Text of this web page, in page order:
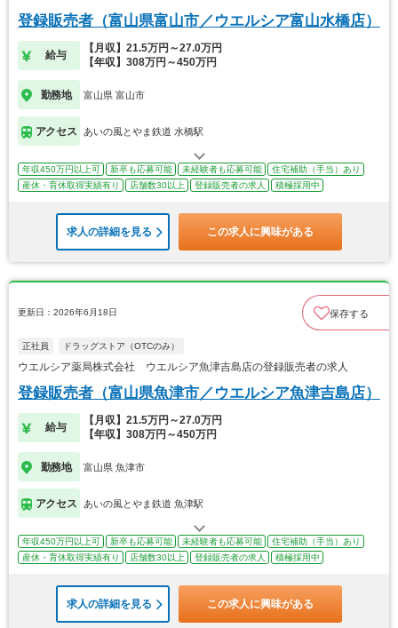
登録販売者（富山県富山市／ウエルシア富山水橋店）
給与
【月収】21.5万円～27.0万円
【年収】308万円～450万円
勤務地 富山県 富山市
アクセス あいの風とやま鉄道 水橋駅
年収450万円以上可 新卒も応募可能 未経験者も応募可能
住宅補助（手当）あり
産休・育休取得実績有り
店舗数30以上 登録販売者の求人 積極採用中
求人の詳細を見る この求人に興味がある
更新日：2026年6月18日 保存する
正社員 ドラッグストア（OTCのみ）
ウエルシア薬局株式会社 ウエルシア魚津吉島店の登録販売者の求人
登録販売者（富山県魚津市／ウエルシア魚津吉島店）
給与
【月収】21.5万円～27.0万円
【年収】308万円～450万円
勤務地 富山県 魚津市
アクセス あいの風とやま鉄道 魚津駅
年収450万円以上可 新卒も応募可能 未経験者も応募可能
住宅補助（手当）あり
産休・育休取得実績有り
店舗数30以上 登録販売者の求人 積極採用中
求人の詳細を見る この求人に興味がある